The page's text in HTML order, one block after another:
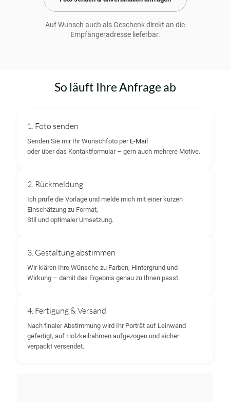
Auf Wunsch auch als Geschenk direkt an die
Empfängeradresse lieferbar.
So läuft Ihre Anfrage ab
1. Foto senden
Senden Sie mir Ihr Wunschfoto per E-Mail
oder über das Kontaktformular – gern auch mehrere Motive.
2. Rückmeldung
Ich prüfe die Vorlage und melde mich mit einer kurzen
Einschätzung zu Format,
Stil und optimaler Umsetzung.
3. Gestaltung abstimmen
Wir klären Ihre Wünsche zu Farben, Hintergrund und
Wirkung – damit das Ergebnis genau zu Ihnen passt.
4. Fertigung & Versand
Nach finaler Abstimmung wird Ihr Porträt auf Leinwand
gefertigt, auf Holzkeilrahmen aufgezogen und sicher
verpackt versendet.